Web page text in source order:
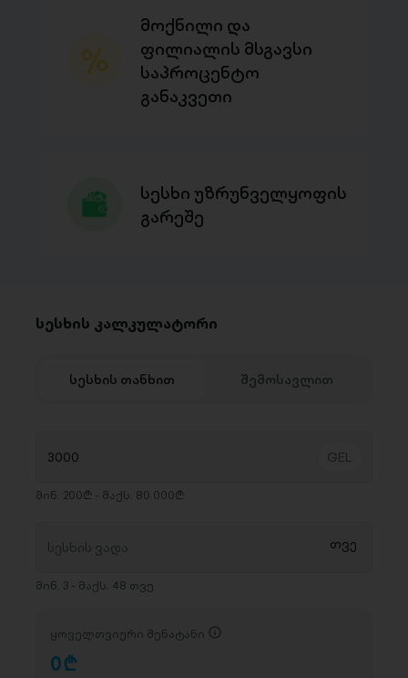
მოქნილი და
ფილიალის მსგავსი
საპროცენტო
განაკვეთი
სესხი უზრუნველყოფის
გარეშე
სესხის კალკულატორი
სესხის თანხით შემოსავლით
მინ. 200₾ - მაქს. 80 000₾
მინ. 3 - მაქს. 48 თვე
ყოველთვიური შენატანი
0D